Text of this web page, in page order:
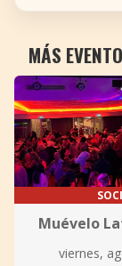
MÁS
Muévelo
viernes,